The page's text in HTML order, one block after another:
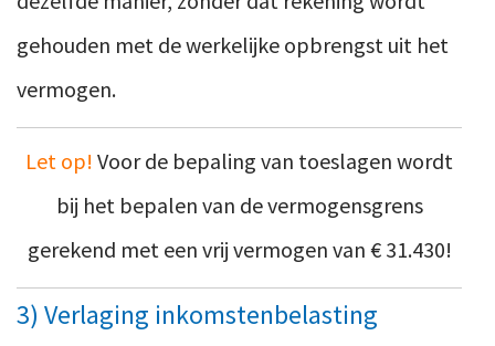
gehouden met de werkelijke opbrengst uit het
vermogen.
Let op! Voor de bepaling van toeslagen wordt
bij het bepalen van de vermogensgrens
gerekend met een vrij vermogen van € 31.430!
3) Verlaging inkomstenbelasting